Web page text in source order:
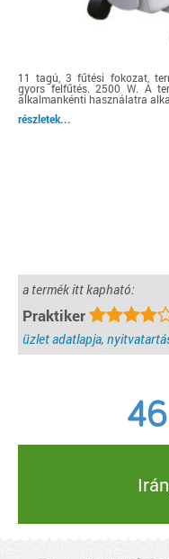
11 tagú, 3 fűtési fokozat,
gyors felfűtés. 2500 W. A
alkalmankénti használatra
részletek...
a termék itt kapható:
Praktiker
üzlet adatlapja,